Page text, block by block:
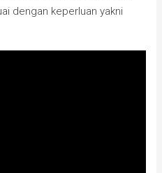
dengan keperluan yakni